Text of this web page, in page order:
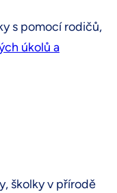
s pomocí rodičů,
úkolů a
školky v přírodě